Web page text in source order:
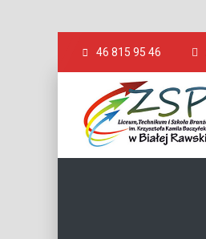
46 815 95 46